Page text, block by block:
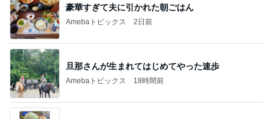
豪華すぎて夫に引かれた朝ごはん
Amebaトピックス 2日前
旦那さんが生まれてはじめてやった速歩
Amebaトピックス 18時間前